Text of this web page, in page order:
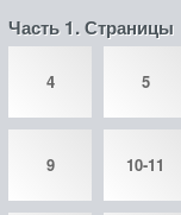
Часть 1. Страницы
4 5
9 10-11